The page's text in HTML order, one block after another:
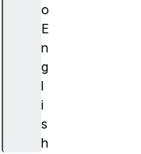
o
E
n
g
l
i
s
h